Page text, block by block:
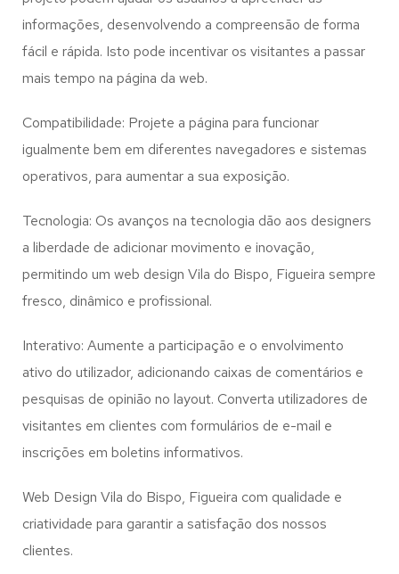
informações, desenvolvendo a compreensão de forma
fácil e rápida. Isto pode incentivar os visitantes a passar
mais tempo na página da web.
Compatibilidade: Projete a página para funcionar
igualmente bem em diferentes navegadores e sistemas
operativos, para aumentar a sua exposição.
Tecnologia: Os avanços na tecnologia dão aos designers
a liberdade de adicionar movimento e inovação,
permitindo um web design Vila do Bispo, Figueira sempre
fresco, dinâmico e profissional.
Interativo: Aumente a participação e o envolvimento
ativo do utilizador, adicionando caixas de comentários e
pesquisas de opinião no layout. Converta utilizadores de
visitantes em clientes com formulários de e-mail e
inscrições em boletins informativos.
Web Design Vila do Bispo, Figueira com qualidade e
criatividade para garantir a satisfação dos nossos
clientes.